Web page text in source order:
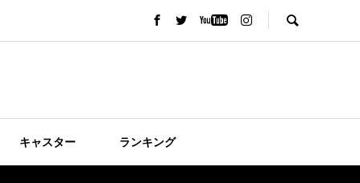
キャスター ランキング